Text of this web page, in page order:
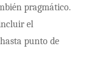
pragmático.
el
punto de